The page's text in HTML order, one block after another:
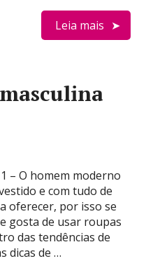
Leia mais
– O homem moderno
e com tudo de
oferecer, por isso se
gosta de usar roupas
das tendências de
dicas de …